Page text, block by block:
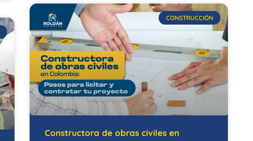
CONSTRUCCIÓN
Constructora de obras civiles en